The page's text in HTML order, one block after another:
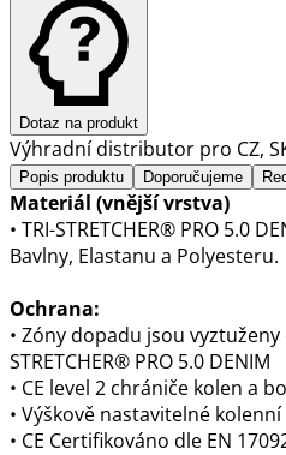
Dotaz na produkt
Výhradní distributor pro CZ,
Popis produktu Doporučujeme
Materiál (vnější vrstva)
• TRI-STRETCHER® PRO 5.0
Bavlny, Elastanu a Polyesteru.
Ochrana:
• Zóny dopadu jsou
STRETCHER® PRO 5.0 DENIM
• CE level 2 chrániče kolen a
• Výškově nastavitelné
• CE Certifikováno dle EN